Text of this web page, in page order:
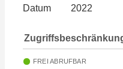
Datum
2022
FREI ABRUFBAR